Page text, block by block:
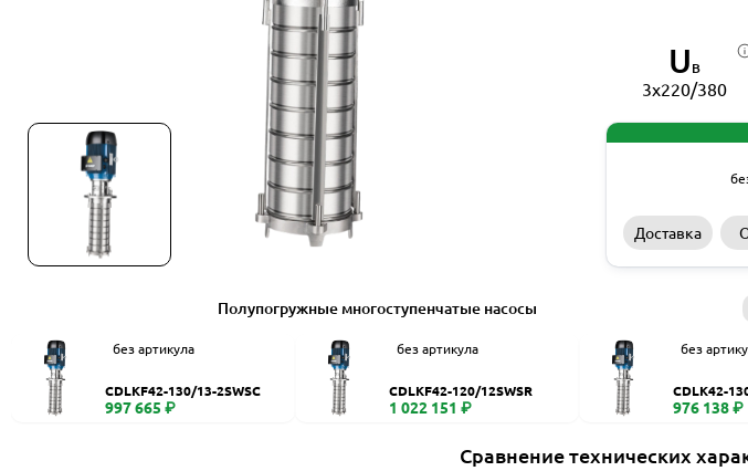
U В
3x220/380
Доставка
Полупогружные многоступенчатые насосы
без артикула
CDLKF42-130/13-2SWSC
997 665 ₽
без артикула
CDLKF42-120/12SWSR
1 022 151 ₽
без
CDLK42-
976 138 ₽
Сравнение технических